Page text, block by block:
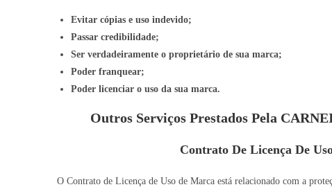
Evitar cópias e uso indevido;
Passar credibilidade;
Ser verdadeiramente o proprietário de sua marca;
Poder franquear;
Poder licenciar o uso da sua marca.
Outros Serviços Prestados Pela
Contrato De Licença De
O Contrato de Licença de Uso de Marca está relacionado com a